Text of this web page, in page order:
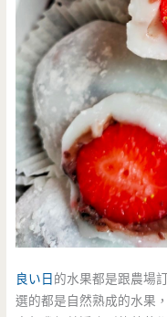
良い日 的水果都是跟農場
選的都是自然熟成的水果